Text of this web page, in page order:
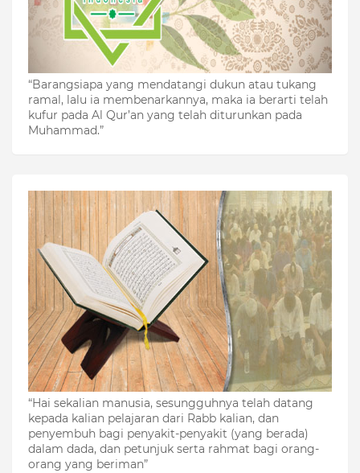
“Barangsiapa yang mendatangi dukun atau tukang
ramal, lalu ia membenarkannya, maka ia berarti telah
kufur pada Al Qur’an yang telah diturunkan pada
Muhammad.”
“Hai sekalian manusia, sesungguhnya telah datang
kepada kalian pelajaran dari Rabb kalian, dan
penyembuh bagi penyakit-penyakit (yang berada)
dalam dada, dan petunjuk serta rahmat bagi orang-
orang yang beriman”